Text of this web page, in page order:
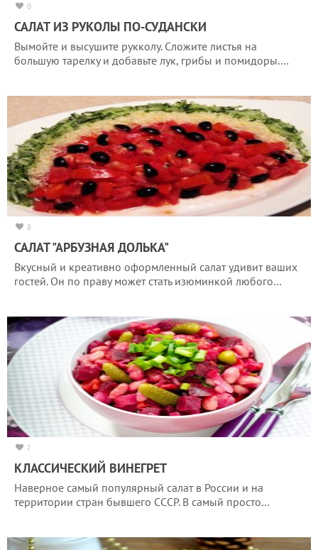
0
САЛАТ ИЗ РУКОЛЫ ПО-СУДАНСКИ
Вымойте и высушите рукколу. Сложите листья на
большую тарелку и добавьте лук, грибы и помидоры.…
8
САЛАТ "АРБУЗНАЯ ДОЛЬКА"
Вкусный и креативно оформленный салат удивит ваших
гостей. Он по праву может стать изюминкой любого…
7
КЛАССИЧЕСКИЙ ВИНЕГРЕТ
Наверное самый популярный салат в России и на
территории стран бывшего СССР. В самый просто…